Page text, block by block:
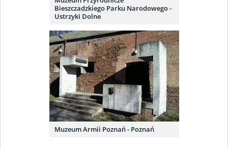
Bieszczadzkiego Parku Narodowego -
Ustrzyki Dolne
Muzeum Armii Poznań - Poznań